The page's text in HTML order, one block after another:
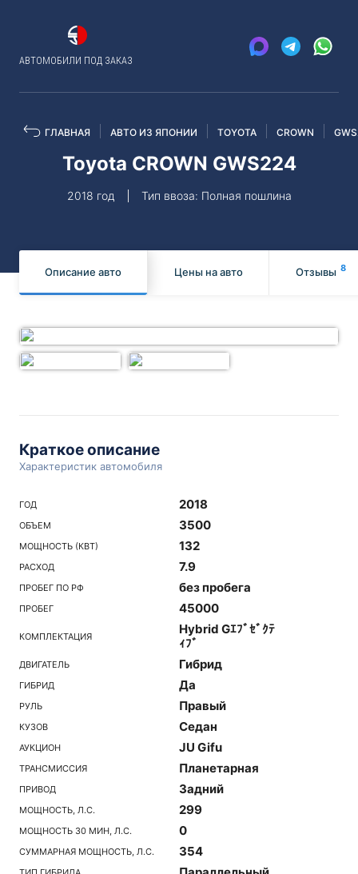
АВТОМОБИЛИ ПОД ЗАКАЗ
ГЛАВНАЯ АВТО ИЗ ЯПОНИИ TOYOTA CROWN
Toyota CROWN GWS224
2018 год Тип ввоза: Полная пошлина
Описание авто Цены на авто Отзывы 8
Краткое описание
Характеристик автомобиля
ГОД 2018
ОБЪЕМ 3500
МОЩНОСТЬ (КВТ) 132
РАСХОД 7.9
ПРОБЕГ ПО РФ без пробега
ПРОБЕГ 45000
КОМПЛЕКТАЦИЯ
Hybrid Gｴﾌﾞｾﾞｸﾃ
ｨﾌﾞ
ДВИГАТЕЛЬ Гибрид
ГИБРИД Да
РУЛЬ Правый
КУЗОВ Седан
АУКЦИОН JU Gifu
ТРАНСМИССИЯ Планетарная
ПРИВОД Задний
МОЩНОСТЬ, Л.С. 299
МОЩНОСТЬ 30 МИН, Л.С. 0
СУММАРНАЯ МОЩНОСТЬ, Л.С. 354